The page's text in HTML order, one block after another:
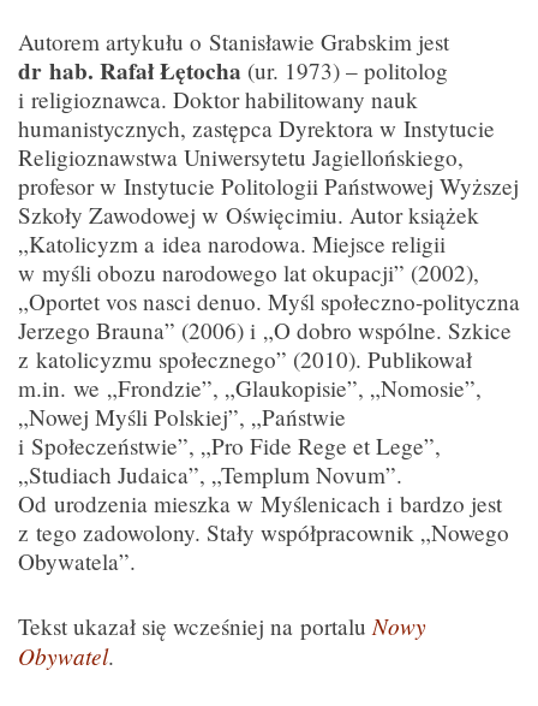
Autorem artykułu o Stanisławie Grabskim jest
dr hab. Rafał Łętocha (ur. 1973) – politolog
i religioznawca. Doktor habilitowany nauk
humanistycznych, zastępca Dyrektora w Instytucie
Religioznawstwa Uniwersytetu Jagiellońskiego,
profesor w Instytucie Politologii Państwowej Wyższej
Szkoły Zawodowej w Oświęcimiu. Autor książek
„Katolicyzm a idea narodowa. Miejsce religii
w myśli obozu narodowego lat okupacji” (2002),
„Oportet vos nasci denuo. Myśl społeczno-polityczna
Jerzego Brauna” (2006) i „O dobro wspólne. Szkice
z katolicyzmu społecznego” (2010). Publikował
m.in. we „Frondzie”, „Glaukopisie”, „Nomosie”,
„Nowej Myśli Polskiej”, „Państwie
i Społeczeństwie”, „Pro Fide Rege et Lege”,
„Studiach Judaica”, „Templum Novum”.
Od urodzenia mieszka w Myślenicach i bardzo jest
z tego zadowolony. Stały współpracownik „Nowego
Obywatela”.
Tekst ukazał się wcześniej na portalu Nowy
Obywatel.